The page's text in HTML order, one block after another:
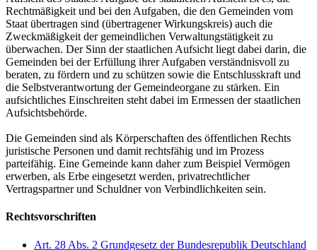
Rechtmäßigkeit und bei den Aufgaben, die den Gemeinden vom
Staat übertragen sind (übertragener Wirkungskreis) auch die
Zweckmäßigkeit der gemeindlichen Verwaltungstätigkeit zu
überwachen. Der Sinn der staatlichen Aufsicht liegt dabei darin, die
Gemeinden bei der Erfüllung ihrer Aufgaben verständnisvoll zu
beraten, zu fördern und zu schützen sowie die Entschlusskraft und
die Selbstverantwortung der Gemeindeorgane zu stärken. Ein
aufsichtliches Einschreiten steht dabei im Ermessen der staatlichen
Aufsichtsbehörde.
Die Gemeinden sind als Körperschaften des öffentlichen Rechts
juristische Personen und damit rechtsfähig und im Prozess
parteifähig. Eine Gemeinde kann daher zum Beispiel Vermögen
erwerben, als Erbe eingesetzt werden, privatrechtlicher
Vertragspartner und Schuldner von Verbindlichkeiten sein.
Rechtsvorschriften
Art. 28 Abs. 2 Grundgesetz der Bundesrepublik Deutschland